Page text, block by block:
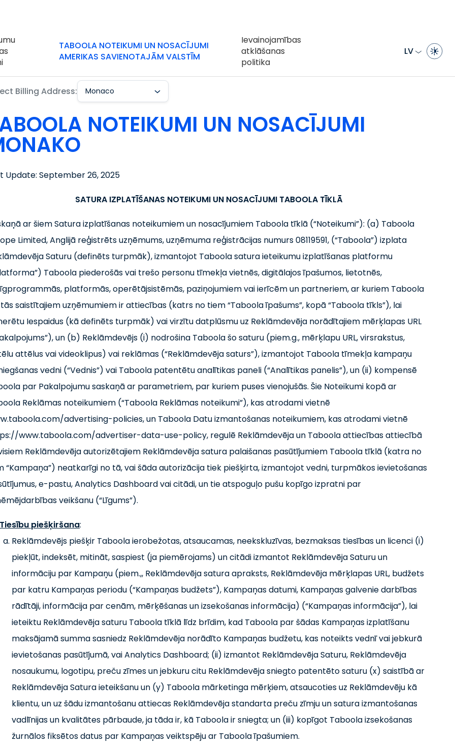
TABOOLA NOTEIKUMI UN NOSACĪJUMI
AMERIKAS SAVIENOTAJĀM VALSTĪM
Ievainojamības
atklāšanas
politika
LV
Billing Address: Monaco
NOTEIKUMI UN NOSACĪJUMI
Update: September 26, 2025
SATURA IZPLATĪŠANAS NOTEIKUMI UN NOSACĪJUMI TABOOLA TĪKLĀ
ar šiem Satura izplatīšanas noteikumiem un nosacījumiem Taboola tīklā (“Noteikumi”): (a) Taboola
Limited, Anglijā reģistrēts uzņēmums, uzņēmuma reģistrācijas numurs 08119591, (“Taboola”) izplata
Saturu (definēts turpmāk), izmantojot Taboola satura ieteikumu izplatīšanas platformu
Taboola piederošās vai trešo personu tīmekļa vietnēs, digitālajos īpašumos, lietotnēs,
platformās, operētājsistēmās, paziņojumiem vai ierīcēm un partneriem, ar kuriem Taboola
saistītajiem uzņēmumiem ir attiecības (katrs no tiem “Taboola īpašums”, kopā “Taboola tīkls”), lai
Iespaidus (kā definēts turpmāk) vai virzītu datplūsmu uz Reklāmdevēja norādītajiem mērķlapas URL
un (b) Reklāmdevējs (i) nodrošina Taboola šo saturu (piem.g., mērķlapu URL, virsrakstus,
attēlus vai videoklipus) vai reklāmas (“Reklāmdevēja saturs”), izmantojot Taboola tīmekļa kampaņu
vedni (“Vednis”) vai Taboola patentētu analītikas paneli (“Analītikas panelis”), un (ii) kompensē
par Pakalpojumu saskaņā ar parametriem, par kuriem puses vienojušās. Šie Noteikumi kopā ar
Reklāmas noteikumiem (“Taboola Reklāmas noteikumi”), kas atrodami vietnē
advertising-policies, un Taboola Datu izmantošanas noteikumiem, kas atrodami vietnē
www.taboola.com/advertiser-data-use-policy, regulē Reklāmdevēja un Taboola attiecības attiecībā
Reklāmdevēja autorizētajiem Reklāmdevēja satura palaišanas pasūtījumiem Taboola tīklā (katra no
“Kampaņa”) neatkarīgi no tā, vai šāda autorizācija tiek piešķirta, izmantojot vedni, turpmākos ievietošanas
e-pastu, Analytics Dashboard vai citādi, un tie atspoguļo pušu kopīgo izpratni par
veikšanu (“Līgums”).
Tiesību piešķiršana:
Reklāmdevējs piešķir Taboola ierobežotas, atsaucamas, neekskluzīvas, bezmaksas tiesības un licenci (i)
piekļūt, indeksēt, mitināt, saspiest (ja piemērojams) un citādi izmantot Reklāmdevēja Saturu un
informāciju par Kampaņu (piem.,, Reklāmdevēja satura apraksts, Reklāmdevēja mērķlapas URL, budžets
par katru Kampaņas periodu (“Kampaņas budžets”), Kampaņas datumi, Kampaņas galvenie darbības
rādītāji, informācija par cenām, mērķēšanas un izsekošanas informācija) (“Kampaņas informācija”), lai
ieteiktu Reklāmdevēja saturu Taboola tīklā līdz brīdim, kad Taboola par šādas Kampaņas izplatīšanu
maksājamā summa sasniedz Reklāmdevēja norādīto Kampaņas budžetu, kas noteikts vednī vai jebkurā
ievietošanas pasūtījumā, vai Analytics Dashboard; (ii) izmantot Reklāmdevēja Saturu, Reklāmdevēja
nosaukumu, logotipu, preču zīmes un jebkuru citu Reklāmdevēja sniegto patentēto saturu (x) saistībā ar
Reklāmdevēja Satura ieteikšanu un (y) Taboola mārketinga mērķiem, atsaucoties uz Reklāmdevēju kā
klientu, un uz šādu izmantošanu attiecas Reklāmdevēja standarta preču zīmju un satura izmantošanas
vadlīnijas un kvalitātes pārbaude, ja tāda ir, kā Taboola ir sniegta; un (iii) kopīgot Taboola izsekošanas
žurnālos fiksētos datus par Kampaņas veiktspēju ar Taboola īpašumiem.